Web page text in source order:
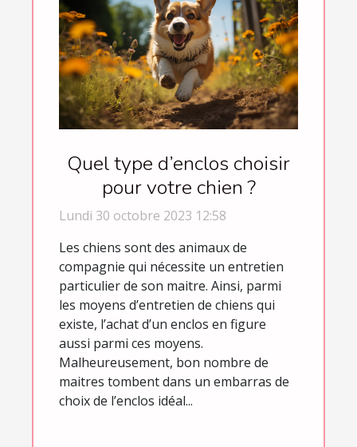
Quel type d’enclos choisir
pour votre chien ?
Lundi 30 octobre 2023 12:58
Les chiens sont des animaux de
compagnie qui nécessite un entretien
particulier de son maitre. Ainsi, parmi
les moyens d’entretien de chiens qui
existe, l’achat d’un enclos en figure
aussi parmi ces moyens.
Malheureusement, bon nombre de
maitres tombent dans un embarras de
choix de l’enclos idéal...